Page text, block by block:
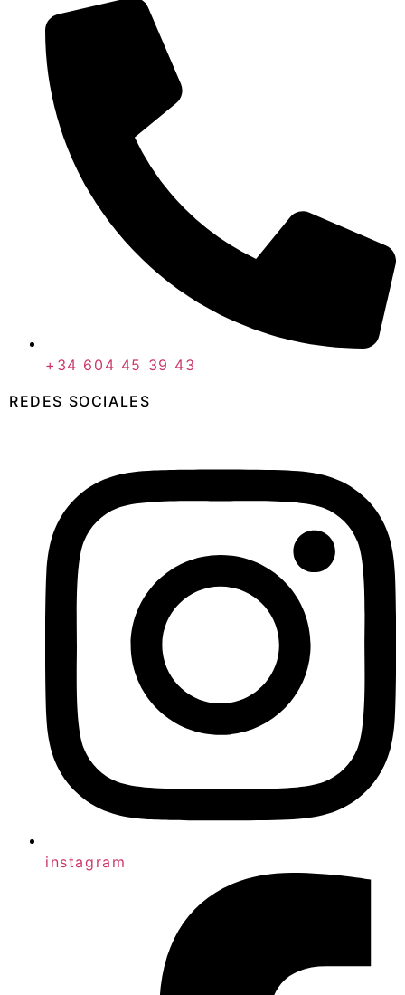
+34 604 45 39 43
REDES SOCIALES
instagram